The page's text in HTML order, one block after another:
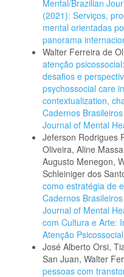
Mental/Brazilian
(2021): Serviços,
mental orientadas
panorama
Walter Ferreira de
atenção
desafios e
psychossocial care
contextualization,
Cadernos
Journal of Mental
Jeferson Rodrigues
Oliveira, Aline
Augusto Menegon,
Schleiniger dos
como estratégia de
Cadernos
Journal of Mental
com Cultura e Arte:
Atenção Psicossocial
José Alberto Orsi,
San Juan, Walter
pessoas com